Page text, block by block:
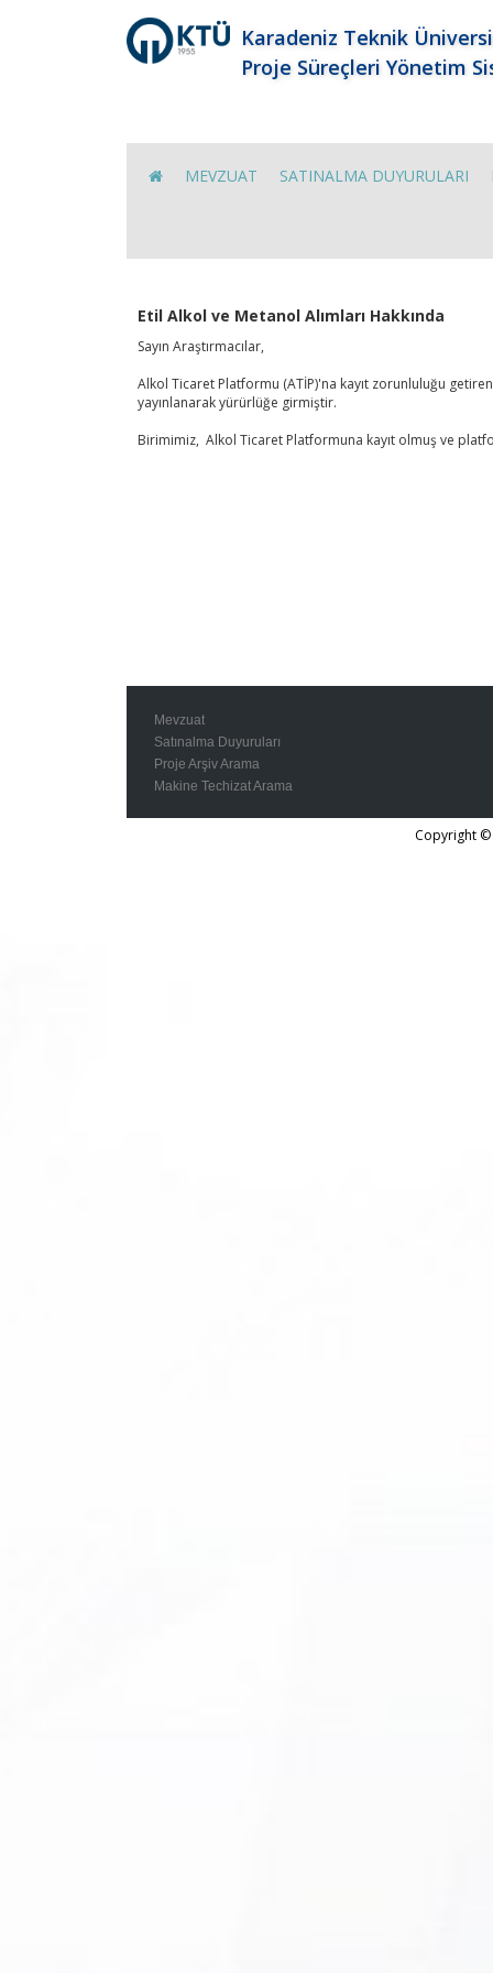
Karadeniz Teknik
Proje Süreçleri Yönetim
MEVZUAT SATINALMA DUYURULARI
Etil Alkol ve Metanol Alımları Hakkında
Sayın Araştırmacılar,
Alkol Ticaret Platformu (ATİP)'na kayıt zorunluluğu
yayınlanarak yürürlüğe girmiştir.
Birimimiz, Alkol Ticaret Platformuna kayıt olmuş ve
Mevzuat
Satınalma Duyuruları
Proje Arşiv Arama
Makine Techizat Arama
Copyright ©